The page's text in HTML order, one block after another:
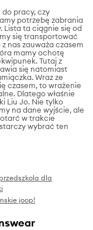
pracy, czy
potrzebę zabrania
Lista ta ciągnie się od
się transportować
nas zauważa czasem
mamy ochotę
Tutaj z
się natomiast
Wraz ze
czasem, to wrażenie
Dlatego właśnie
Liu Jo. Nie tylko
na dane wyjście, ale
w trakcie
wybrać ten
dla
joop!